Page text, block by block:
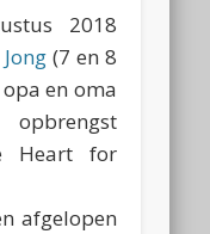
2018
(7 en 8
en oma
Heart for
afgelopen